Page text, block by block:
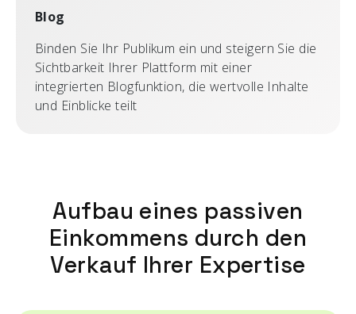
Blog
Binden Sie Ihr Publikum ein und steigern Sie die
Sichtbarkeit Ihrer Plattform mit einer
integrierten Blogfunktion, die wertvolle Inhalte
und Einblicke teilt
Aufbau eines passiven
Einkommens durch den
Verkauf Ihrer Expertise